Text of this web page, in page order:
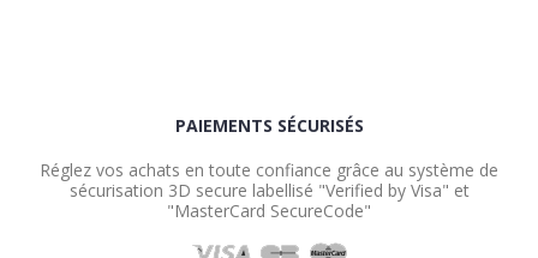
PAIEMENTS SÉCURISÉS
Réglez vos achats en toute confiance grâce au système de
sécurisation 3D secure labellisé "Verified by Visa" et
"MasterCard SecureCode"